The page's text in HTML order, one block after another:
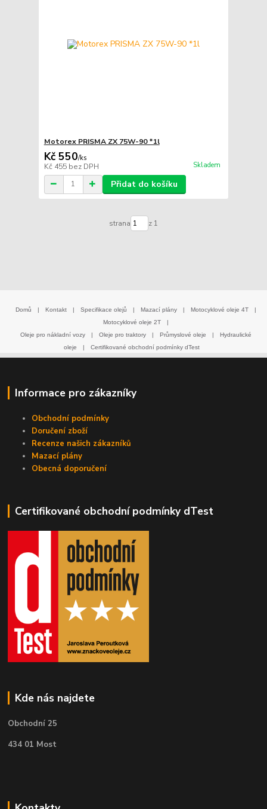
Motorex PRISMA ZX 75W-90 *1l
Kč 550/ks
Kč 455 bez DPH Skladem
Přidat do košíku
strana z 1
Domů | Kontakt | Specifikace olejů | Mazací plány | Motocyklové oleje 4T
|
Motocyklové oleje 2T
|
Oleje pro nákladní vozy
| Oleje pro traktory | Průmyslové oleje |
Hydraulické
oleje
| Certifikované obchodní podmínky dTest
Informace pro zákazníky
Obchodní podmínky
Doručení zboží
Recenze našich zákazníků
Mazací plány
Obecná doporučení
Certifikované obchodní podmínky dTest
Kde nás najdete
Obchodní 25
434 01 Most